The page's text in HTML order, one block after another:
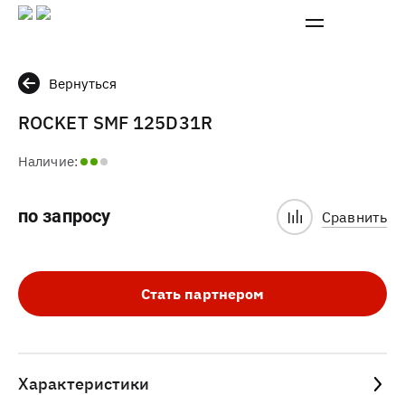
Вернуться
ROCKET SMF 125D31R
Наличие:
по запросу Сравнить
Стать партнером
Характеристики